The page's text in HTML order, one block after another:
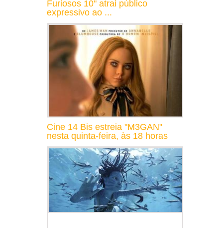
Furiosos 10" atrai público
expressivo ao ...
Cine 14 Bis estreia "M3GAN"
nesta quinta-feira, às 18 horas